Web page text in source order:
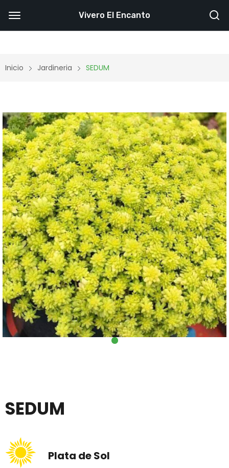
Inicio Jardineria SEDUM
SEDUM
Plata de Sol
Vivero El Encanto